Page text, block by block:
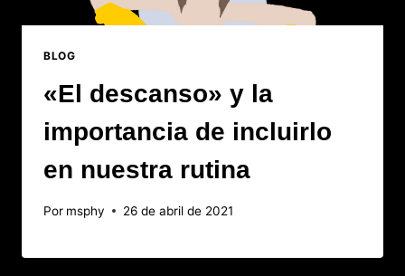
BLOG
«El descanso» y la
importancia de incluirlo
en nuestra rutina
Por msphy 26 de abril de 2021